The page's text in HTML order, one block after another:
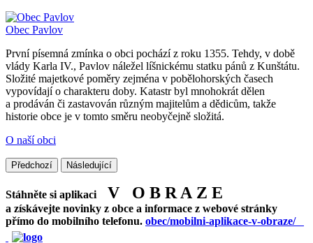
Obec Pavlov
První písemná zmínka o obci pochází z roku 1355. Tehdy, v době
vlády Karla IV., Pavlov náležel líšnickému statku pánů z Kunštátu.
Složité majetkové poměry zejména v pobělohorských časech
vypovídají o charakteru doby. Katastr byl mnohokrát dělen
a prodáván či zastavován různým majitelům a dědicům, takže
historie obce je v tomto směru neobyčejně složitá.
O naší obci
Předchozí Následující
Stáhněte si aplikaci V O B R A Z E
a získávejte novinky z obce a informace z webové stránky
přímo do mobilního telefonu. obec/mobilni-aplikace-v-obraze/